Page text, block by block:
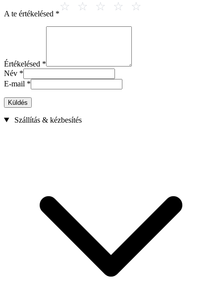
A te értékelésed *
Értékelésed *
Név *
E-mail *
Küldés
Szállítás & kézbesítés